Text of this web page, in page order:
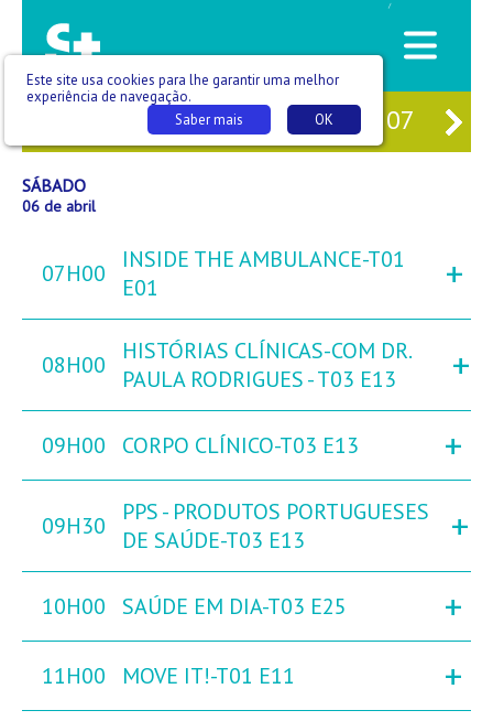
/
05 SÁB 06 DOM 07
SÁBADO
06 de abril
07H00
INSIDE THE AMBULANCE-T01
E01
+
08H00
HISTÓRIAS CLÍNICAS-COM DR.
PAULA RODRIGUES - T03 E13
+
09H00 CORPO CLÍNICO-T03 E13 +
09H30
PPS - PRODUTOS PORTUGUESES
DE SAÚDE-T03 E13
+
10H00 SAÚDE EM DIA-T03 E25 +
11H00 MOVE IT!-T01 E11 +
Este site usa cookies para lhe garantir uma melhor
experiência de navegação.
OK
Saber mais